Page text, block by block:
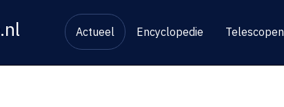
.nl Actueel Encyclopedie Telescopen